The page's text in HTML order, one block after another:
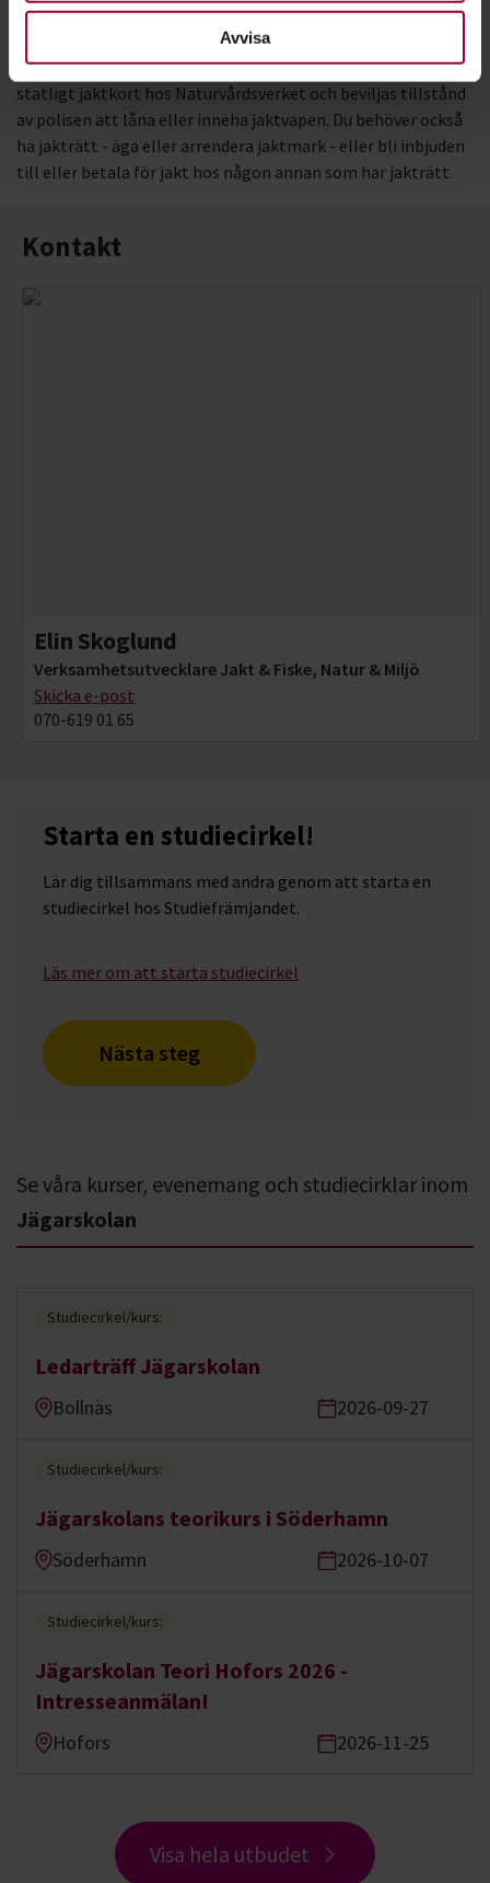
Avvisa
Innan du kan börja jaga på egen hand måste du lösa ett
statligt jaktkort hos Naturvårdsverket och beviljas tillstånd
av polisen att låna eller inneha jaktvapen. Du behöver också
ha jakträtt - äga eller arrendera jaktmark - eller bli inbjuden
till eller betala för jakt hos någon annan som har jakträtt.
Kontakt
Elin Skoglund
Verksamhetsutvecklare Jakt & Fiske, Natur & Miljö
Skicka e-post
070-619 01 65
Starta en studiecirkel!
Lär dig tillsammans med andra genom att starta en
studiecirkel hos Studiefrämjandet.
Läs mer om att starta studiecirkel
Nästa steg
Se våra kurser, evenemang och studiecirklar inom
Jägarskolan
Studiecirkel/kurs:
Ledarträff Jägarskolan
Bollnäs 2026-09-27
Studiecirkel/kurs:
Jägarskolans teorikurs i Söderhamn
Söderhamn 2026-10-07
Studiecirkel/kurs:
Jägarskolan Teori Hofors 2026 -
Intresseanmälan!
Hofors 2026-11-25
Visa hela utbudet